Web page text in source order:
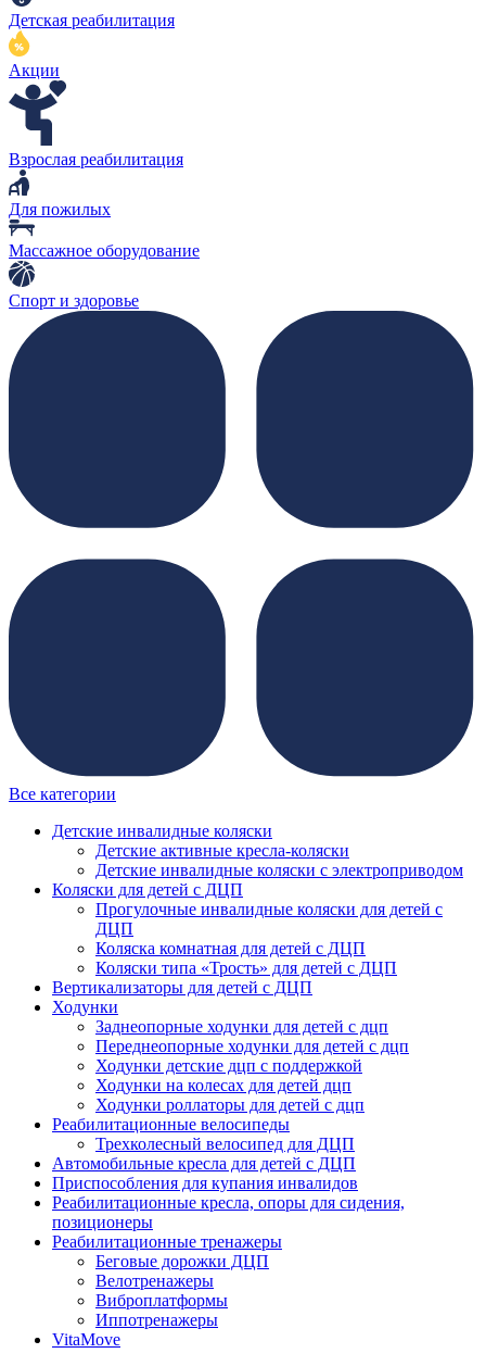
Детская реабилитация
Акции
Взрослая реабилитация
Для пожилых
Массажное оборудование
Спорт и здоровье
Все категории
Детские инвалидные коляски
Детские активные кресла-коляски
Детские инвалидные коляски с электроприводом
Коляски для детей с ДЦП
Прогулочные инвалидные коляски для детей с
ДЦП
Коляска комнатная для детей с ДЦП
Коляски типа «Трость» для детей с ДЦП
Вертикализаторы для детей с ДЦП
Ходунки
Заднеопорные ходунки для детей с дцп
Переднеопорные ходунки для детей с дцп
Ходунки детские дцп с поддержкой
Ходунки на колесах для детей дцп
Ходунки роллаторы для детей с дцп
Реабилитационные велосипеды
Трехколесный велосипед для ДЦП
Автомобильные кресла для детей с ДЦП
Приспособления для купания инвалидов
Реабилитационные кресла, опоры для сидения,
позиционеры
Реабилитационные тренажеры
Беговые дорожки ДЦП
Велотренажеры
Виброплатформы
Иппотренажеры
VitaMove